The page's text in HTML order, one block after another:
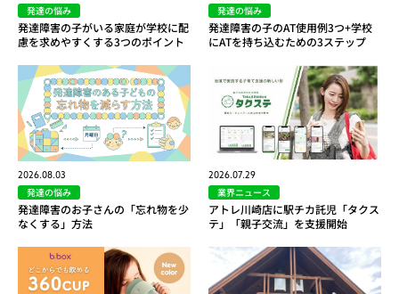
発達の悩み
発達障害の子がいる家庭が学校に配
慮を求めやすくする3つのポイント
発達の悩み
発達障害の子のAT使用例3つ+学校
にATを持ち込むための3ステップ
2026.08.03
発達の悩み
発達障害のお子さんの「忘れ物を少
なくする」方法
2026.07.29
業界ニュース
アトレ川崎店に駅チカ託児「タクス
テ」「親子交流」を支援開始